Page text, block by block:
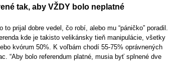
tak, aby VŽDY bolo neplatné
prijal dobre vedel, čo robí, alebo mu “páničko” poradil.
kde je takisto velikánsky tieň manipulácie, všetky
kvórum 50%. K voľbám chodí 55-75% oprávnených
“Aby bolo referendum platné, musia byť splnené dve